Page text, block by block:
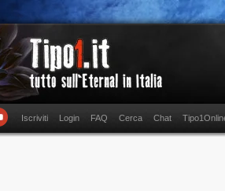
Iscriviti Login FAQ Cerca Chat